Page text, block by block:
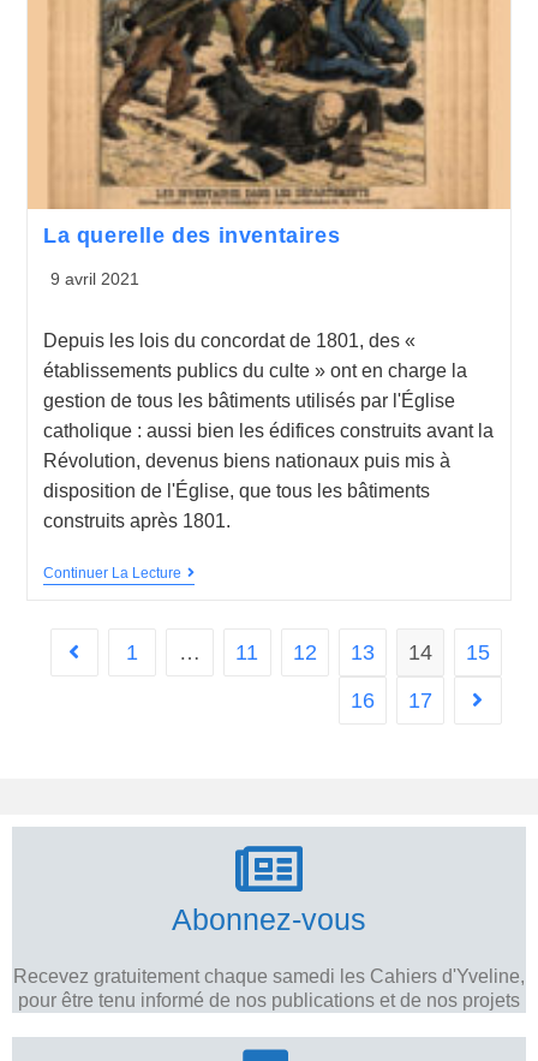
La querelle des inventaires
9 avril 2021
Depuis les lois du concordat de 1801, des «
établissements publics du culte » ont en charge la
gestion de tous les bâtiments utilisés par l'Église
catholique : aussi bien les édifices construits avant la
Révolution, devenus biens nationaux puis mis à
disposition de l'Église, que tous les bâtiments
construits après 1801.
Continuer La Lecture
1 … 11 12 13 14
15
16
17
Abonnez-vous
Recevez gratuitement chaque samedi les Cahiers d'Yveline,
pour être tenu informé de nos publications et de nos projets